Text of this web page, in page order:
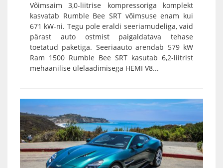
Võimsaim 3,0-liitrise kompressoriga komplekt
kasvatab Rumble Bee SRT võimsuse enam kui
671 kW-ni. Tegu pole eraldi seeriamudeliga, vaid
pärast auto ostmist paigaldatava tehase
toetatud paketiga. Seeriaauto arendab 579 kW
Ram 1500 Rumble Bee SRT kasutab 6,2-liitrist
mehaanilise ülelaadimisega HEMI V8...